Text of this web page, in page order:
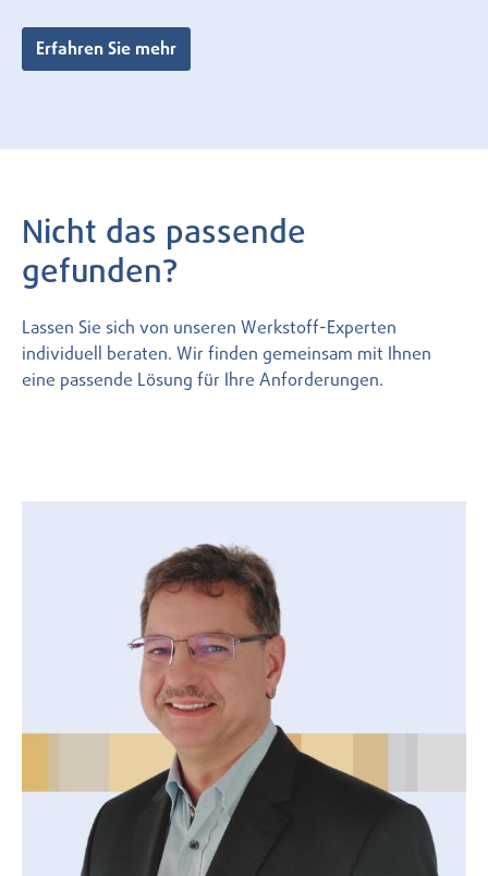
Erfahren Sie mehr
Nicht das passende
gefunden?
Lassen Sie sich von unseren Werkstoff-Experten
individuell beraten. Wir finden gemeinsam mit Ihnen
eine passende Lösung für Ihre Anforderungen.